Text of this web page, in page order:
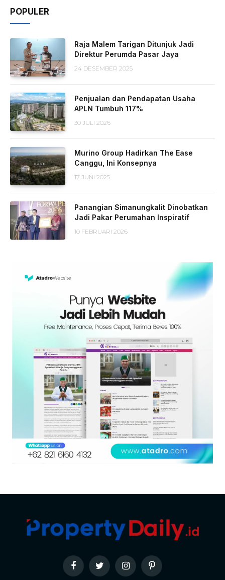
POPULER
Raja Malem Tarigan Ditunjuk Jadi
Direktur Perumda Pasar Jaya
24 DESEMBER 2025
Penjualan dan Pendapatan Usaha
APLN Tumbuh 117%
30 JULI 2026
Murino Group Hadirkan The Ease
Canggu, Ini Konsepnya
17 JUNI 2025
Panangian Simanungkalit Dinobatkan
Jadi Pakar Perumahan Inspiratif
10 FEBRUARI 2026
FacebookTwitter InstagramPinterest